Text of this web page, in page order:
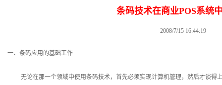
条码技术在商业POS系统
2008/7/15 16:44:19
一、条码应用的基础工作
无论在那一个领域中使用条码技术，首先必须实现计算机管理，然后才谈得